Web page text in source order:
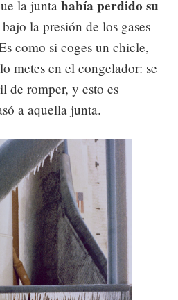
la junta había perdido su
la presión de los gases
como si coges un chicle,
metes en el congelador: se
de romper, y esto es
a aquella junta.